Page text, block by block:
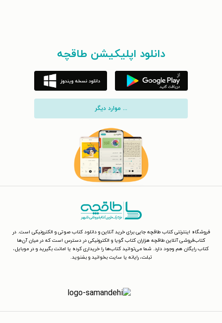
دانلود اپلیکیشن طاقچه
... موارد دیگر
فروشگاه اینترنتی کتاب طاقچه جایی برای خرید آنلاین و دانلود کتاب صوتی و الکترونیکی است. در
کتاب‌فروشی آنلاین طاقچه هزاران کتاب گویا و الکترونیکی در دسترس است که در میان آن‌ها
کتاب رایگان هم وجود دارد. شما می‌توانید کتاب‌ها را خریداری کرده یا امانت بگیرید و در موبایل،
تبلت، رایانه یا سایت بخوانید و بشنوید.